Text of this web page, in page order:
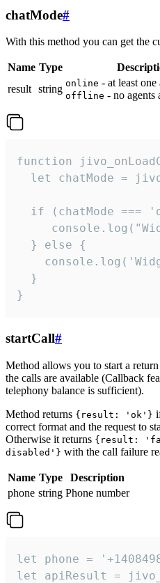
chatMode#
With this method you can get the
Name Type
result string online - at least
offline - no agents
function
let chatMode =
if (chatMode ===
  } else {
  }
}
startCall#
Method allows you to start a
the calls are available (Callback
telephony balance is sufficient).
Method returns {result: 'ok'}
correct format and the request to
Otherwise it returns {result:
disabled'} with the call failure
Name Type
Description
phone string Phone number
let phone =
let apiResult =